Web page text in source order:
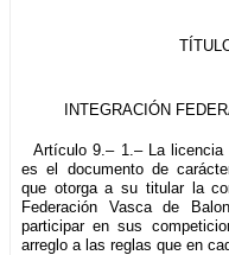
INTEGRACIÓN
Artículo 9.– 1.– La
es el documento de
que otorga a su titular la
Federación Vasca de
participar en sus
arreglo a las reglas que en